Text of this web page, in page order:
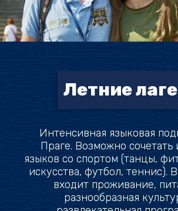
Летние
Интенсивная языковая
Праге. Возможно сочетать
языков со спортом (танцы,
искусства, футбол, теннис).
входит проживание,
разнообразная